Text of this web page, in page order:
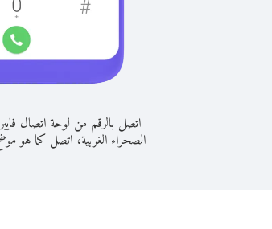
اتصل بالرقم من لوحة اتصال
الصحراء الغربية، اتصل كما هو